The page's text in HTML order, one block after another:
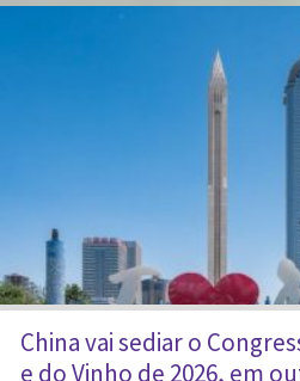
China vai sediar o
e do Vinho de 2026, em